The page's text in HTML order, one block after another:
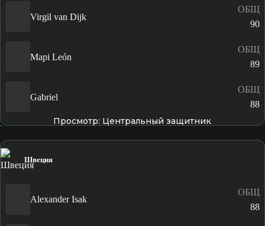
Virgil van Dijk
ОБЩ
90
Mapi León
ОБЩ
89
Gabriel
ОБЩ
88
Просмотр: Центральный защитник
Швеция
Alexander Isak
ОБЩ
88